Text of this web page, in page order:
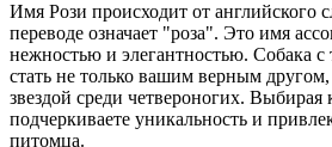
Имя Рози происходит от английского
переводе означает "роза". Это имя
нежностью и элегантностью. Собака
стать не только вашим верным
звездой среди четвероногих.
подчеркиваете уникальность и
питомца.